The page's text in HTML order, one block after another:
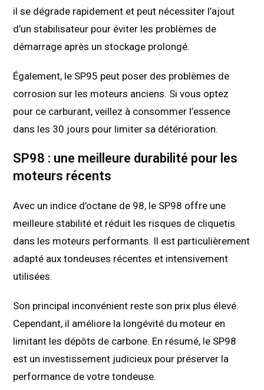
il se dégrade rapidement et peut nécessiter l’ajout
d’un stabilisateur pour éviter les problèmes de
démarrage après un stockage prolongé.
Également, le SP95 peut poser des problèmes de
corrosion sur les moteurs anciens. Si vous optez
pour ce carburant, veillez à consommer l’essence
dans les 30 jours pour limiter sa détérioration.
SP98 : une meilleure durabilité pour les
moteurs récents
Avec un indice d’octane de 98, le SP98 offre une
meilleure stabilité et réduit les risques de cliquetis
dans les moteurs performants. Il est particulièrement
adapté aux tondeuses récentes et intensivement
utilisées.
Son principal inconvénient reste son prix plus élevé.
Cependant, il améliore la longévité du moteur en
limitant les dépôts de carbone. En résumé, le SP98
est un investissement judicieux pour préserver la
performance de votre tondeuse.